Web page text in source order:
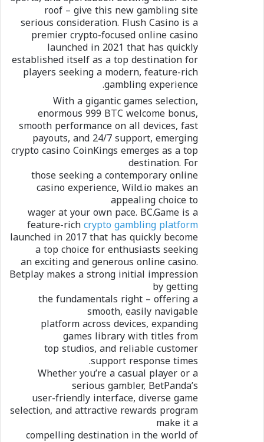
roof – give this new gambling site
serious consideration. Flush Casino is a
premier crypto-focused online casino
launched in 2021 that has quickly
established itself as a top destination for
players seeking a modern, feature-rich
gambling experience.
With a gigantic games selection,
enormous 999 BTC welcome bonus,
smooth performance on all devices, fast
payouts, and 24/7 support, emerging
crypto casino CoinKings emerges as a top
destination. For
those seeking a contemporary online
casino experience, Wild.io makes an
appealing choice to
wager at your own pace. BC.Game is a
feature-richcrypto gambling platform
launched in 2017 that has quickly become
a top choice for enthusiasts seeking
an exciting and generous online casino.
Betplay makes a strong initial impression
by getting
the fundamentals right – offering a
smooth, easily navigable
platform across devices, expanding
games library with titles from
top studios, and reliable customer
support response times.
Whether you’re a casual player or a
serious gambler, BetPanda’s
user-friendly interface, diverse game
selection, and attractive rewards program
make it a
compelling destination in the world of